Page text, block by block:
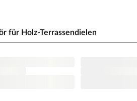
für Holz-Terrassendielen